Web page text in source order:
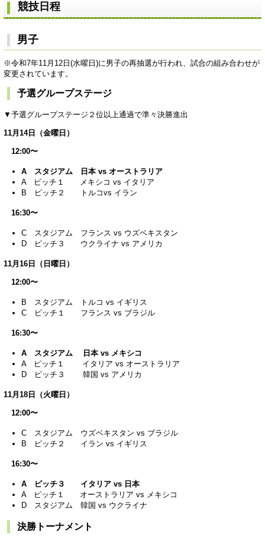
競技日程
男子
※令和7年11月12日(水曜日)に男子の再抽選が行われ、試合の組み合わせが
変更されています。
予選グループステージ
▼予選グループステージ２位以上通過で準々決勝進出
11月14日（金曜日）
12:00〜
A スタジアム 日本 vs オーストラリア
A ピッチ１ メキシコ vs イタリア
B ピッチ２ トルコvs イラン
16:30〜
C スタジアム フランス vs ウズベキスタン
D ピッチ３ ウクライナ vs アメリカ
11月16日（日曜日）
12:00〜
B スタジアム トルコ vs イギリス
C ピッチ１ フランス vs ブラジル
16:30〜
A スタジアム 日本 vs メキシコ
A ピッチ１ イタリア vs オーストラリア
D ピッチ３ 韓国 vs アメリカ
11月18日（火曜日）
12:00〜
C スタジアム ウズベキスタン vs ブラジル
B ピッチ２ イラン vs イギリス
16:30〜
A ピッチ３ イタリア vs 日本
A ピッチ１ オーストラリア vs メキシコ
D スタジアム 韓国 vs ウクライナ
決勝トーナメント